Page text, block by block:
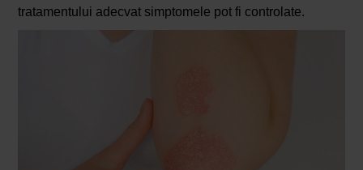
tratamentului adecvat simptomele pot fi controlate.